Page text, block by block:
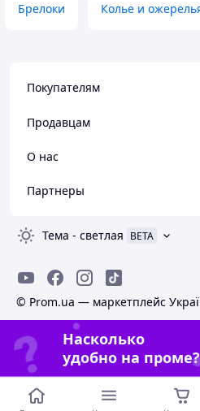
Брелоки Колье и
Покупателям
Продавцам
О нас
Партнеры
Тема - светлая BETA
© Prom.ua — маркетплейс
Насколько
удобно на проме?